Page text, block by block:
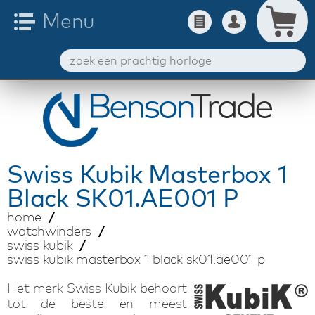
Swiss KubikMasterbox 1
Black SK01.AE001 P
home
watchwinders
swiss kubik
swiss kubik masterbox 1 black sk01.ae001 p
Het merk Swiss Kubik behoort
tot de beste en meest